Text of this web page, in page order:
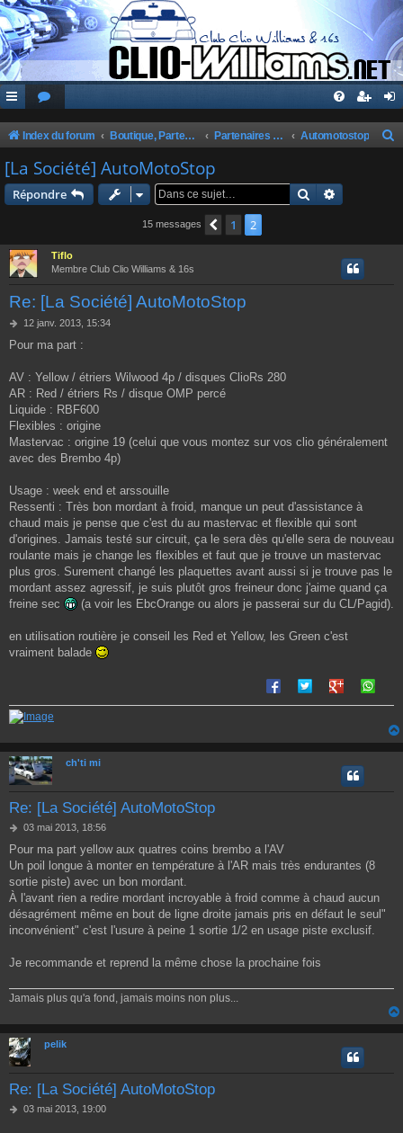
Index du forum Boutique, Partenaires, Petites Annonces, Commandes Groupées Partenaires du Club Automotostop
[La Société] AutoMotoStop
Répondre Rechercher
15 messages Précédente
1 2
Tiflo
Membre Club Clio Williams & 16s
Re: [La Société] AutoMotoStop
M
s
a
g
12 janv. 2013, 15:34
Pour ma part :
AV : Yellow / étriers Wilwood 4p / disques ClioRs 280
AR : Red / étriers Rs / disque OMP percé
Liquide : RBF600
Flexibles : origine
Mastervac : origine 19 (celui que vous montez sur vos clio généralement
avec des Brembo 4p)
Usage : week end et arssouille
Ressenti : Très bon mordant à froid, manque un peut d'assistance à
chaud mais je pense que c'est du au mastervac et flexible qui sont
d'origines. Jamais testé sur circuit, ça le sera dès qu'elle sera de nouveau
roulante mais je change les flexibles et faut que je trouve un mastervac
plus gros. Surement changé les plaquettes avant aussi si je trouve pas le
mordant assez agressif, je suis plutôt gros freineur donc j'aime quand ça
freine sec
(a voir les EbcOrange ou alors je passerai sur du CL/Pagid).
en utilisation routière je conseil les Red et Yellow, les Green c'est
vraiment balade
ch'ti mi
Re: [La Société] AutoMotoStop
M
s
s
a
g
e
03 mai 2013, 18:56
Pour ma part yellow aux quatres coins brembo a l'AV
Un poil longue à monter en température à l'AR mais très endurantes (8
sortie piste) avec un bon mordant.
À l'avant rien a redire mordant incroyable à froid comme à chaud aucun
désagrément même en bout de ligne droite jamais pris en défaut le seul"
inconvénient" c'est l'usure à peine 1 sortie 1/2 en usage piste exclusif.
Je recommande et reprend la même chose la prochaine fois
Jamais plus qu'a fond, jamais moins non plus...
pelik
Re: [La Société] AutoMotoStop
M
03 mai 2013, 19:00